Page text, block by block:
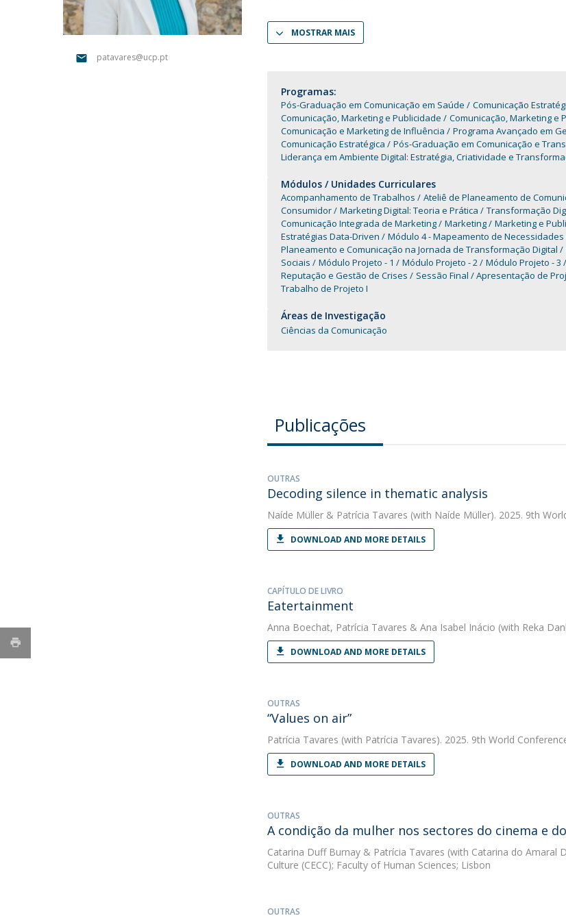
MYFCH Doutoramentos
Portuguesa
Católica Research Centre for Psychological, Family and
patavares@ucp.pt
MOSTRAR MAIS
Programas:
Pós-Graduação em Comunicação em Saúde Comunicação
Comunicação, Marketing e Publicidade
Comunicação, Marketing e
Comunicação e Marketing de Influência
Programa Avançado em
Comunicação Estratégica
Pós-Graduação em Comunicação e
Liderança em Ambiente Digital: Estratégia, Criatividade e
Módulos / Unidades Curriculares
Acompanhamento de Trabalhos Ateliê de Planeamento de
Consumidor
Marketing Digital: Teoria e Prática Transformação
Comunicação Integrada de Marketing
Marketing Marketing e
Estratégias Data-Driven
Módulo 4 - Mapeamento de
Planeamento e Comunicação na Jornada de Transformação Digital
Sociais
Módulo Projeto - 1 Módulo Projeto - 2 Módulo Projeto - 3
Reputação e Gestão de Crises
Sessão Final / Apresentação de
Trabalho de Projeto I
Áreas de Investigação
Ciências da Comunicação
Publicações
OUTRAS
Decoding silence in thematic analysis
Naíde Müller& Patrícia Tavares (with Naíde Müller). 2025. 9th
DOWNLOAD AND MORE DETAILS
CAPÍTULO DE LIVRO
Eatertainment
Anna Boechat, Patrícia Tavares & Ana Isabel Inácio (with Reka
DOWNLOAD AND MORE DETAILS
OUTRAS
“Values on air”
Patrícia Tavares (with Patrícia Tavares). 2025. 9th World
DOWNLOAD AND MORE DETAILS
OUTRAS
A condição da mulher nos sectores do cinema e
Catarina Duff Burnay& Patrícia Tavares (with Catarina do Amaral
Culture (CECC); Faculty of Human Sciences; Lisbon
OUTRAS